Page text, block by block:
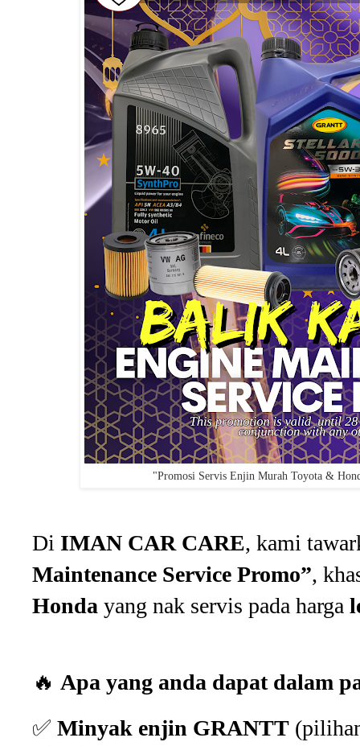
"Promosi Servis Enjin Murah Toyota &
Di IMAN CAR CARE, kami
Maintenance Service Promo”,
Honda yang nak servis pada harga
🔥 Apa yang anda dapat dalam
✅ Minyak enjin GRANTT